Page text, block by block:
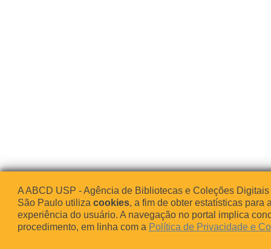
A ABCD USP - Agência de Bibliotecas e Coleções
São Paulo utiliza cookies, a fim de obter estatísticas para
experiência do usuário. A navegação no portal implica
procedimento, em linha com a Política de Privacidade e